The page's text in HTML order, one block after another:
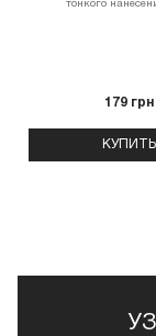
тонкого
179 грн
КУПИТЬ